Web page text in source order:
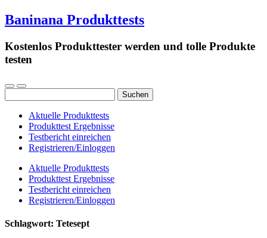
Baninana Produkttests
Kostenlos Produkttester werden und tolle Produkte
testen
nach:
Aktuelle Produkttests
Produkttest Ergebnisse
Testbericht einreichen
Registrieren/Einloggen
Aktuelle Produkttests
Produkttest Ergebnisse
Testbericht einreichen
Registrieren/Einloggen
Schlagwort: Tetesept